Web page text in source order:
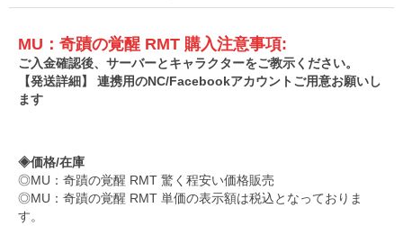
MU：奇蹟の覚醒 RMT 購入注意事項:
ご入金確認後、サーバーとキャラクターをご教示ください。
【発送詳細】 連携用のNC/Facebookアカウントご用意お願いし
ます
◈価格/在庫
◎MU：奇蹟の覚醒 RMT 驚く程安い価格販売
◎MU：奇蹟の覚醒 RMT 単価の表示額は税込となっておりま
す。